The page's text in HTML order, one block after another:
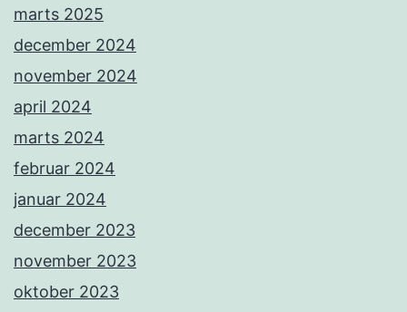
marts 2025
december 2024
november 2024
april 2024
marts 2024
februar 2024
januar 2024
december 2023
november 2023
oktober 2023